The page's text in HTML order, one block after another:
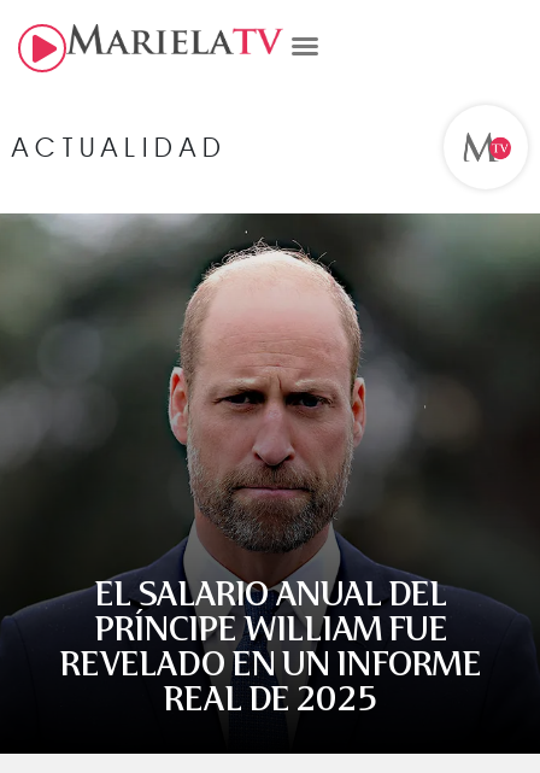
ACTUALIDAD
EL SALARIO ANUAL DEL
PRÍNCIPE WILLIAM FUE
REVELADO EN UN INFORME
REAL DE 2025